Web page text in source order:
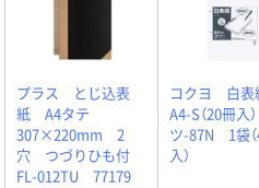
プラス とじ込表
紙 A4タテ
307×220mm 2
穴 つづりひも付
FL-012TU 77179
コクヨ 白
A4-S（20冊
ツ-87N 1袋
入）